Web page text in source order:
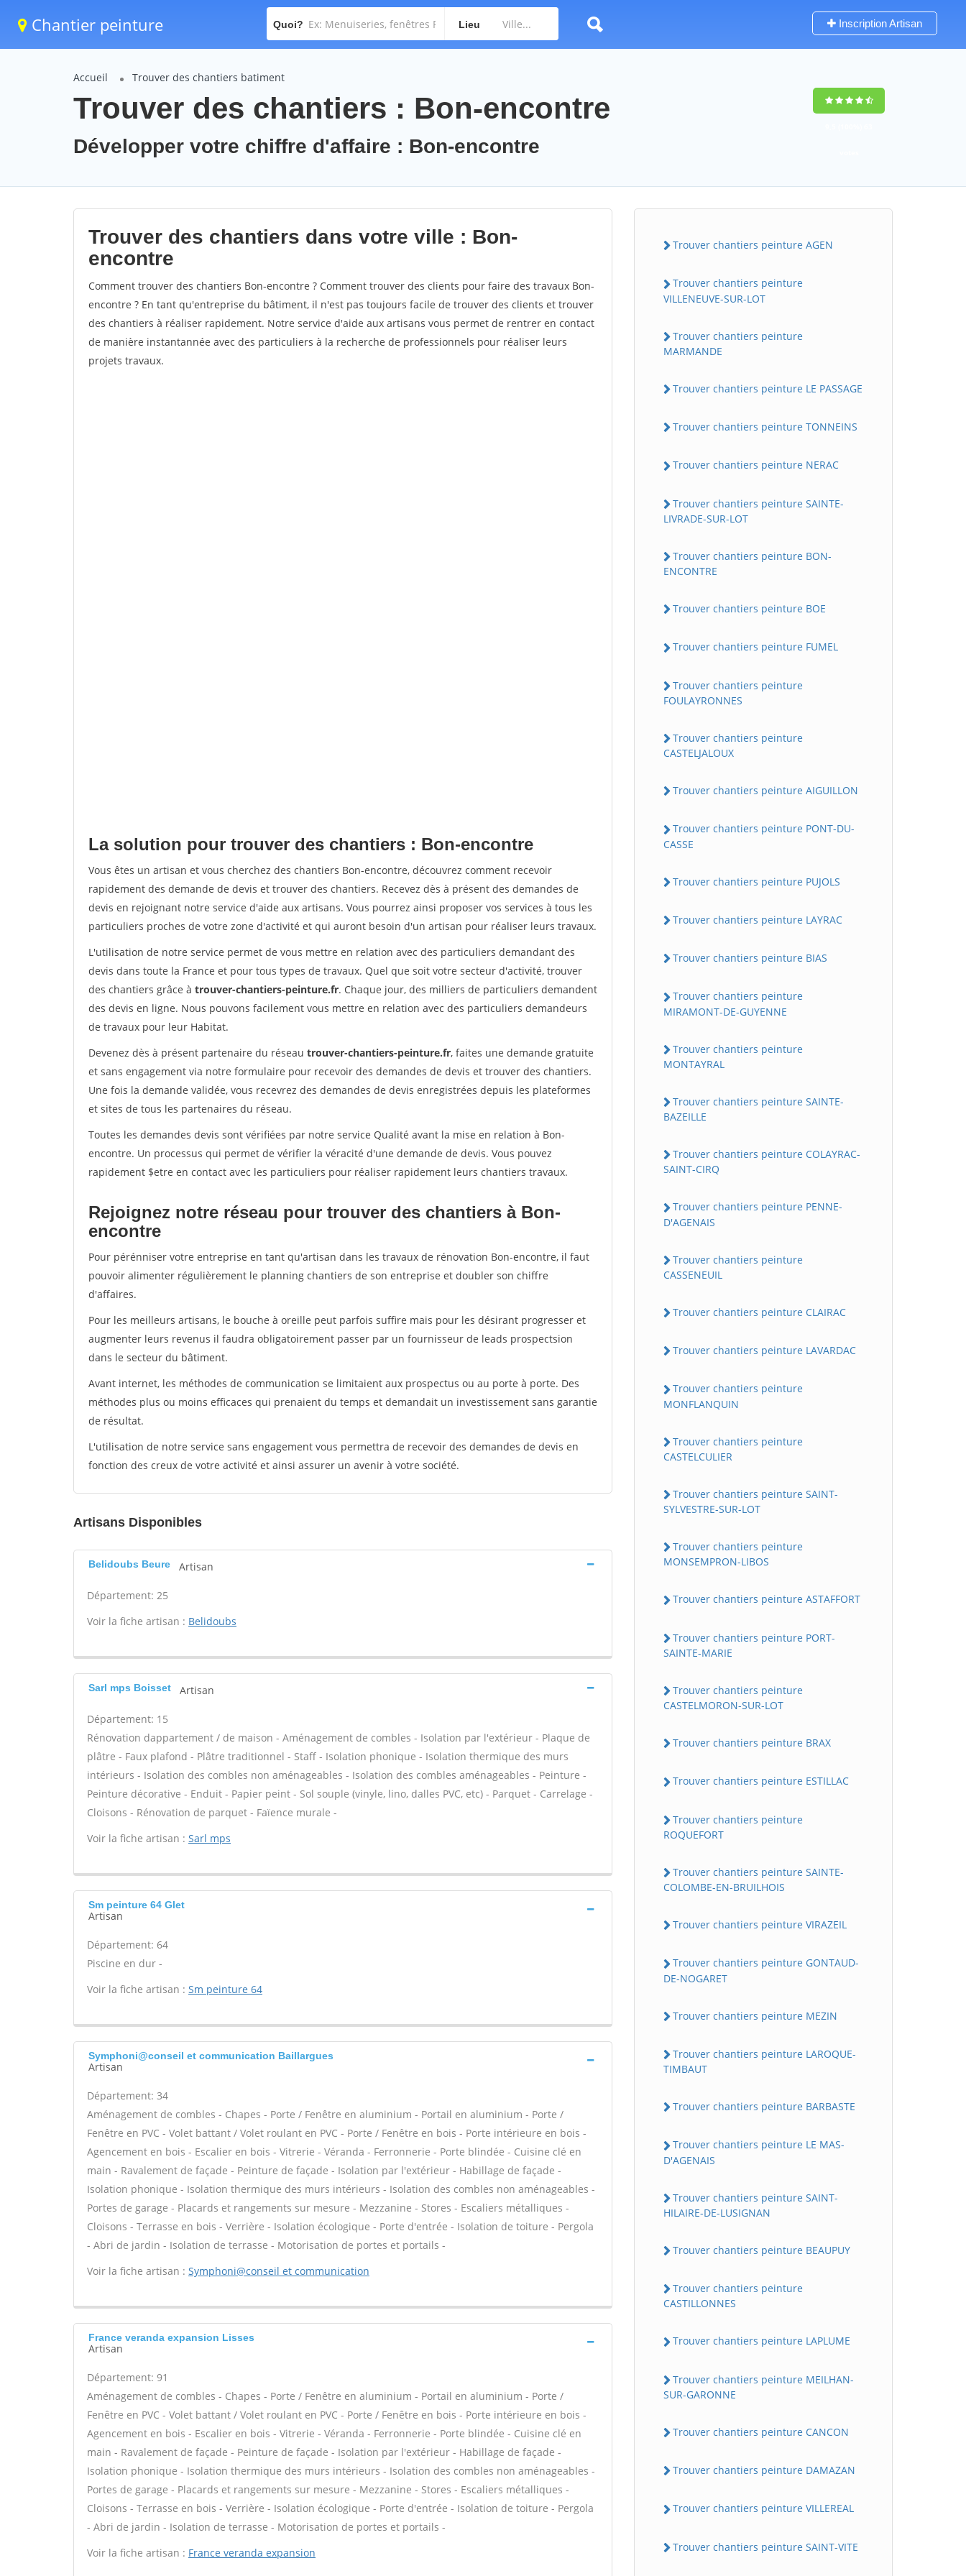
Chantier peinture Quoi? Lieu Inscription Artisan
Accueil Trouver des chantiers batiment
Trouver des chantiers : Bon-encontre
Développer votre chiffre d'affaire : Bon-encontre
Trouver des chantiers dans votre ville : Bon-
encontre
Comment trouver des chantiers Bon-encontre ? Comment trouver des clients pour faire des travaux Bon-
encontre ? En tant qu'entreprise du bâtiment, il n'est pas toujours facile de trouver des clients et trouver
des chantiers à réaliser rapidement. Notre service d'aide aux artisans vous permet de rentrer en contact
de manière instantannée avec des particuliers à la recherche de professionnels pour réaliser leurs
projets travaux.
La solution pour trouver des chantiers : Bon-encontre
Vous êtes un artisan et vous cherchez des chantiers Bon-encontre, découvrez comment recevoir
rapidement des demande de devis et trouver des chantiers. Recevez dès à présent des demandes de
devis en rejoignant notre service d'aide aux artisans. Vous pourrez ainsi proposer vos services à tous les
particuliers proches de votre zone d'activité et qui auront besoin d'un artisan pour réaliser leurs travaux.
L'utilisation de notre service permet de vous mettre en relation avec des particuliers demandant des
devis dans toute la France et pour tous types de travaux. Quel que soit votre secteur d'activité, trouver
des chantiers grâce à trouver-chantiers-peinture.fr. Chaque jour, des milliers de particuliers demandent
des devis en ligne. Nous pouvons facilement vous mettre en relation avec des particuliers demandeurs
de travaux pour leur Habitat.
Devenez dès à présent partenaire du réseau trouver-chantiers-peinture.fr, faites une demande gratuite
et sans engagement via notre formulaire pour recevoir des demandes de devis et trouver des chantiers.
Une fois la demande validée, vous recevrez des demandes de devis enregistrées depuis les plateformes
et sites de tous les partenaires du réseau.
Toutes les demandes devis sont vérifiées par notre service Qualité avant la mise en relation à Bon-
encontre. Un processus qui permet de vérifier la véracité d'une demande de devis. Vous pouvez
rapidement $etre en contact avec les particuliers pour réaliser rapidement leurs chantiers travaux.
Rejoignez notre réseau pour trouver des chantiers à Bon-
encontre
Pour pérénniser votre entreprise en tant qu'artisan dans les travaux de rénovation Bon-encontre, il faut
pouvoir alimenter régulièrement le planning chantiers de son entreprise et doubler son chiffre
d'affaires.
Pour les meilleurs artisans, le bouche à oreille peut parfois suffire mais pour les désirant progresser et
augmenter leurs revenus il faudra obligatoirement passer par un fournisseur de leads prospectsion
dans le secteur du bâtiment.
Avant internet, les méthodes de communication se limitaient aux prospectus ou au porte à porte. Des
méthodes plus ou moins efficaces qui prenaient du temps et demandait un investissement sans garantie
de résultat.
L'utilisation de notre service sans engagement vous permettra de recevoir des demandes de devis en
fonction des creux de votre activité et ainsi assurer un avenir à votre société.
Artisans Disponibles
Belidoubs Beure Artisan
Département: 25
Voir la fiche artisan : Belidoubs
Sarl mps Boisset Artisan
Département: 15
Rénovation dappartement / de maison - Aménagement de combles - Isolation par l'extérieur - Plaque de
plâtre - Faux plafond - Plâtre traditionnel - Staff - Isolation phonique - Isolation thermique des murs
intérieurs - Isolation des combles non aménageables - Isolation des combles aménageables - Peinture -
Peinture décorative - Enduit - Papier peint - Sol souple (vinyle, lino, dalles PVC, etc) - Parquet - Carrelage -
Cloisons - Rénovation de parquet - Faïence murale -
Voir la fiche artisan : Sarl mps
Sm peinture 64 Glet
Artisan
Département: 64
Piscine en dur -
Voir la fiche artisan : Sm peinture 64
Symphoni@conseil et communication Baillargues
Artisan
Département: 34
Aménagement de combles - Chapes - Porte / Fenêtre en aluminium - Portail en aluminium - Porte /
Fenêtre en PVC - Volet battant / Volet roulant en PVC - Porte / Fenêtre en bois - Porte intérieure en bois -
Agencement en bois - Escalier en bois - Vitrerie - Véranda - Ferronnerie - Porte blindée - Cuisine clé en
main - Ravalement de façade - Peinture de façade - Isolation par l'extérieur - Habillage de façade -
Isolation phonique - Isolation thermique des murs intérieurs - Isolation des combles non aménageables -
Portes de garage - Placards et rangements sur mesure - Mezzanine - Stores - Escaliers métalliques -
Cloisons - Terrasse en bois - Verrière - Isolation écologique - Porte d'entrée - Isolation de toiture - Pergola
- Abri de jardin - Isolation de terrasse - Motorisation de portes et portails -
Voir la fiche artisan : Symphoni@conseil et communication
France veranda expansion Lisses
Artisan
Département: 91
Aménagement de combles - Chapes - Porte / Fenêtre en aluminium - Portail en aluminium - Porte /
Fenêtre en PVC - Volet battant / Volet roulant en PVC - Porte / Fenêtre en bois - Porte intérieure en bois -
Agencement en bois - Escalier en bois - Vitrerie - Véranda - Ferronnerie - Porte blindée - Cuisine clé en
main - Ravalement de façade - Peinture de façade - Isolation par l'extérieur - Habillage de façade -
Isolation phonique - Isolation thermique des murs intérieurs - Isolation des combles non aménageables -
Portes de garage - Placards et rangements sur mesure - Mezzanine - Stores - Escaliers métalliques -
Cloisons - Terrasse en bois - Verrière - Isolation écologique - Porte d'entrée - Isolation de toiture - Pergola
- Abri de jardin - Isolation de terrasse - Motorisation de portes et portails -
Voir la fiche artisan : France veranda expansion
Trouver chantiers peinture AGEN
Trouver chantiers peinture
VILLENEUVE-SUR-LOT
Trouver chantiers peinture
MARMANDE
Trouver chantiers peinture LE PASSAGE
Trouver chantiers peinture TONNEINS
Trouver chantiers peinture NERAC
Trouver chantiers peinture SAINTE-
LIVRADE-SUR-LOT
Trouver chantiers peinture BON-
ENCONTRE
Trouver chantiers peinture BOE
Trouver chantiers peinture FUMEL
Trouver chantiers peinture
FOULAYRONNES
Trouver chantiers peinture
CASTELJALOUX
Trouver chantiers peinture AIGUILLON
Trouver chantiers peinture PONT-DU-
CASSE
Trouver chantiers peinture PUJOLS
Trouver chantiers peinture LAYRAC
Trouver chantiers peinture BIAS
Trouver chantiers peinture
MIRAMONT-DE-GUYENNE
Trouver chantiers peinture
MONTAYRAL
Trouver chantiers peinture SAINTE-
BAZEILLE
Trouver chantiers peinture COLAYRAC-
SAINT-CIRQ
Trouver chantiers peinture PENNE-
D'AGENAIS
Trouver chantiers peinture
CASSENEUIL
Trouver chantiers peinture CLAIRAC
Trouver chantiers peinture LAVARDAC
Trouver chantiers peinture
MONFLANQUIN
Trouver chantiers peinture
CASTELCULIER
Trouver chantiers peinture SAINT-
SYLVESTRE-SUR-LOT
Trouver chantiers peinture
MONSEMPRON-LIBOS
Trouver chantiers peinture ASTAFFORT
Trouver chantiers peinture PORT-
SAINTE-MARIE
Trouver chantiers peinture
CASTELMORON-SUR-LOT
Trouver chantiers peinture BRAX
Trouver chantiers peinture ESTILLAC
Trouver chantiers peinture
ROQUEFORT
Trouver chantiers peinture SAINTE-
COLOMBE-EN-BRUILHOIS
Trouver chantiers peinture VIRAZEIL
Trouver chantiers peinture GONTAUD-
DE-NOGARET
Trouver chantiers peinture MEZIN
Trouver chantiers peinture LAROQUE-
TIMBAUT
Trouver chantiers peinture BARBASTE
Trouver chantiers peinture LE MAS-
D'AGENAIS
Trouver chantiers peinture SAINT-
HILAIRE-DE-LUSIGNAN
Trouver chantiers peinture BEAUPUY
Trouver chantiers peinture
CASTILLONNES
Trouver chantiers peinture LAPLUME
Trouver chantiers peinture MEILHAN-
SUR-GARONNE
Trouver chantiers peinture CANCON
Trouver chantiers peinture DAMAZAN
Trouver chantiers peinture VILLEREAL
Trouver chantiers peinture SAINT-VITE